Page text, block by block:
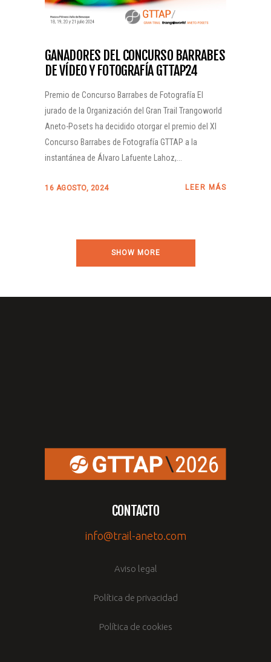
GANADORES DEL CONCURSO BARRABES
DE VÍDEO Y FOTOGRAFÍA GTTAP24
Premio de Concurso Barrabes de Fotografía El
jurado de la Organización del Gran Trail Trangoworld
Aneto-Posets ha decidido otorgar el premio del XI
Concurso Barrabes de Fotografía GTTAP a la
instantánea de Álvaro Lafuente Lahoz,...
16 AGOSTO, 2024 LEER MÁS
SHOW MORE
CONTACTO
info@trail-aneto.com
Aviso legal
Política de privacidad
Política de cookies